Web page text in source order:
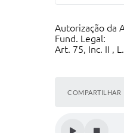
Autorização da
Fund. Legal:
Art. 75, Inc. II ,
COMPARTILHAR